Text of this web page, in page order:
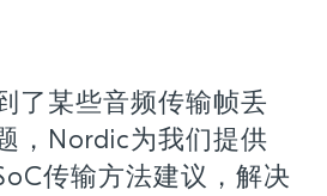
了某些音频传输帧丢
，Nordic为我们提供
传输方法建议，解决